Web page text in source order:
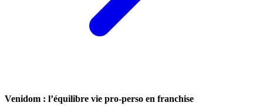
Venidom : l’équilibre vie pro-perso en franchise